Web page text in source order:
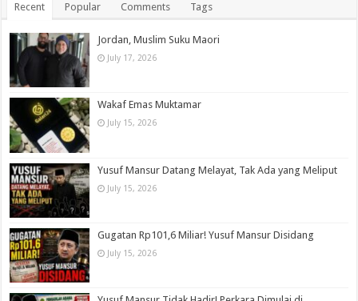
Recent Popular Comments Tags
Jordan, Muslim Suku Maori
July 17, 2026
Wakaf Emas Muktamar
July 15, 2026
Yusuf Mansur Datang Melayat, Tak Ada yang Meliput
July 15, 2026
Gugatan Rp101,6 Miliar! Yusuf Mansur Disidang
July 15, 2026